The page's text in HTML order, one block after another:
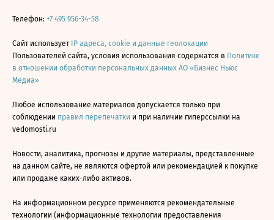
Телефон: +7 495 956-34-58
Сайт использует IP адреса, cookie и данные геолокации
Пользователей сайта, условия использования содержатся в Политике
в отношении обработки персональных данных АО «Бизнес Ньюс
Медиа»
Любое использование материалов допускается только при
соблюдении правил перепечатки и при наличии гиперссылки на
vedomosti.ru
Новости, аналитика, прогнозы и другие материалы, представленные
на данном сайте, не являются офертой или рекомендацией к покупке
или продаже каких-либо активов.
На информационном ресурсе применяются рекомендательные
технологии (информационные технологии предоставления